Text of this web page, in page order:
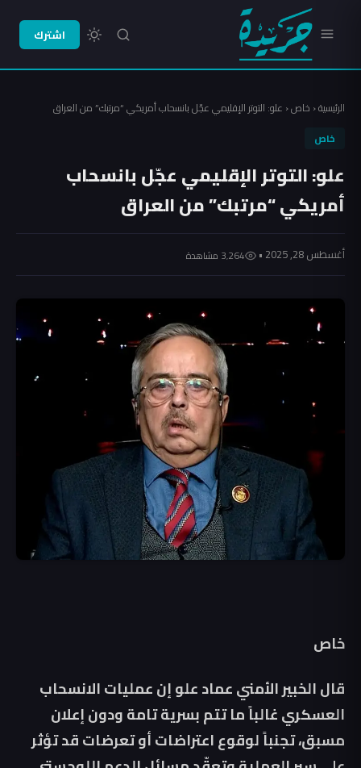
اشترك
الرئيسية‹ خاص‹ علو: التوتر الإقليمي عجّل بانسحاب أمريكي “مرتبك” من العراق
خاص
علو: التوتر الإقليمي عجّل بانسحاب
أمريكي “مرتبك” من العراق
أغسطس 28, 2025 • 3٬264 مشاهدة
خاص
قال الخبير الأمني عماد علو إن عمليات الانسحاب
العسكري غالباً ما تتم بسرية تامة ودون إعلان
مسبق، تجنباً لوقوع اعتراضات أو تعرضات قد تؤثر